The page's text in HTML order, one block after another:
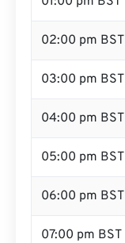
02:00 pm BST
03:00 pm BST
04:00 pm BST
05:00 pm BST
06:00 pm BST
07:00 pm BST